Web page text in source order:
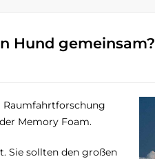
Hund gemeinsam?
Raumfahrtforschung
Memory Foam.
Sie sollten den großen